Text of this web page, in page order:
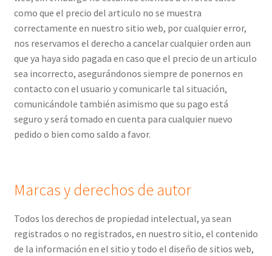
como que el precio del articulo no se muestra
correctamente en nuestro sitio web, por cualquier error,
nos reservamos el derecho a cancelar cualquier orden aun
que ya haya sido pagada en caso que el precio de un articulo
sea incorrecto, asegurándonos siempre de ponernos en
contacto con el usuario y comunicarle tal situación,
comunicándole también asimismo que su pago está
seguro y será tomado en cuenta para cualquier nuevo
pedido o bien como saldo a favor.
Marcas y derechos de autor
Todos los derechos de propiedad intelectual, ya sean
registrados o no registrados, en nuestro sitio, el contenido
de la información en el sitio y todo el diseño de sitios web,